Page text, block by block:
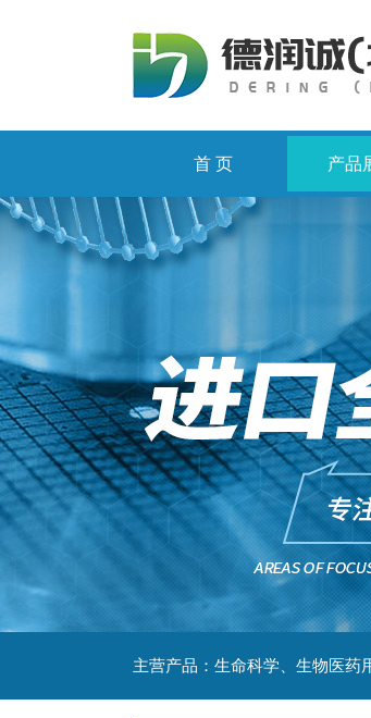
首 页 产品
主营产品：生命科学、生物医药